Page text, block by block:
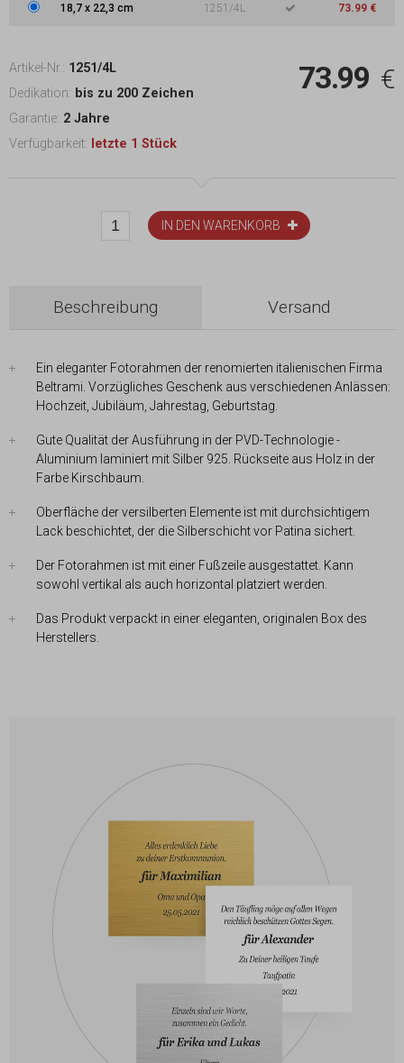
18,7x 22,3 cm 1251/4L 73.99 €
Artikel-Nr.: 1251/4L
Dedikation: bis zu 200 Zeichen
Garantie: 2 Jahre
Verfügbarkeit: letzte 1 Stück
73.99 €
IN DEN WARENKORB
Beschreibung Versand
Ein eleganter Fotorahmen der renomierten italienischen Firma
Beltrami. Vorzügliches Geschenk aus verschiedenen Anlässen:
Hochzeit, Jubiläum, Jahrestag, Geburtstag.
Gute Qualität der Ausführung in der PVD-Technologie -
Aluminium laminiert mit Silber 925. Rückseite aus Holz in der
Farbe Kirschbaum.
Oberfläche der versilberten Elemente ist mit durchsichtigem
Lack beschichtet, der die Silberschicht vor Patina sichert.
Der Fotorahmen ist mit einer Fußzeile ausgestattet. Kann
sowohl vertikal als auch horizontal platziert werden.
Das Produkt verpackt in einer eleganten, originalen Box des
Herstellers.